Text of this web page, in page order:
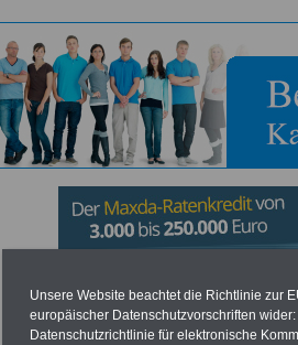
Unsere Website beachtet die Richtlinie zur
europäischer Datenschutzvorschriften
Datenschutzrichtlinie für elektronische